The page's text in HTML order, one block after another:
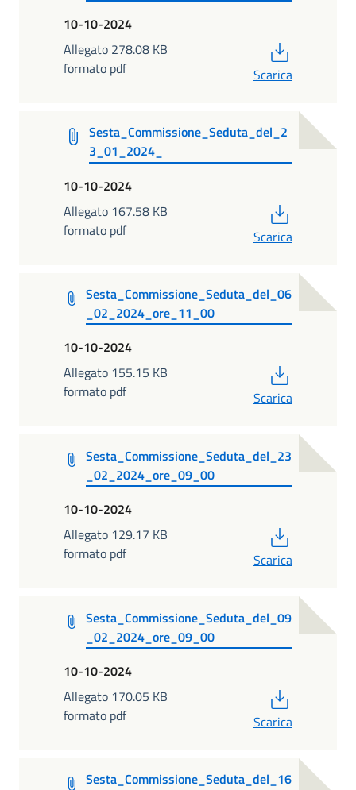
10-10-2024
Allegato 278.08 KB
formato pdf
Scarica
Sesta_Commissione_Seduta_del_2
3_01_2024_
10-10-2024
Allegato 167.58 KB
formato pdf
Scarica
Sesta_Commissione_Seduta_del_06
_02_2024_ore_11_00
10-10-2024
Allegato 155.15 KB
formato pdf
Scarica
Sesta_Commissione_Seduta_del_23
_02_2024_ore_09_00
10-10-2024
Allegato 129.17 KB
formato pdf
Scarica
Sesta_Commissione_Seduta_del_09
_02_2024_ore_09_00
10-10-2024
Allegato 170.05 KB
formato pdf
Scarica
Sesta_Commissione_Seduta_del_16